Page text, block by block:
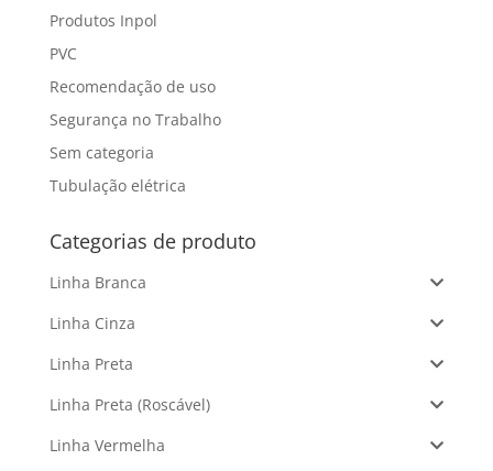
Produtos Inpol
PVC
Recomendação de uso
Segurança no Trabalho
Sem categoria
Tubulação elétrica
Categorias de produto
Linha Branca
Linha Cinza
Linha Preta
Linha Preta (Roscável)
Linha Vermelha